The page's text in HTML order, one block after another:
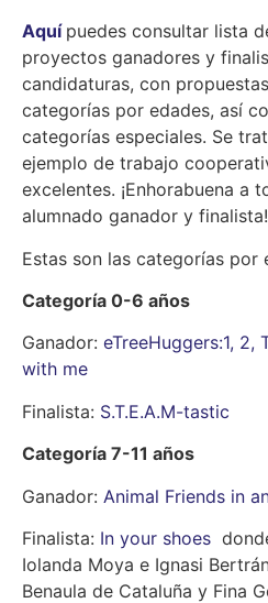
Aquí puedes consultar lista
proyectos ganadores y
candidaturas, con
categorías por edades, así
categorías especiales. Se
ejemplo de trabajo
excelentes. ¡Enhorabuena a
alumnado ganador y finalista!
Estas son las categorías por
Categoría 0-6 años
Ganador: eTreeHuggers:1, 2,
with me
Finalista: S.T.E.A.M-tastic
Categoría 7-11 años
Ganador: Animal Friends in
Finalista: In your shoes
Iolanda Moya e Ignasi
Benaula de Cataluña y Fina